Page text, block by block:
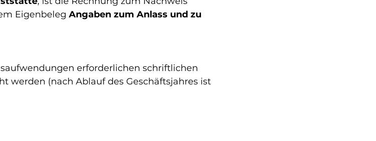
Eigenbeleg Angaben zum Anlass und zu
erforderlichen schriftlichen
werden (nach Ablauf des Geschäftsjahres ist